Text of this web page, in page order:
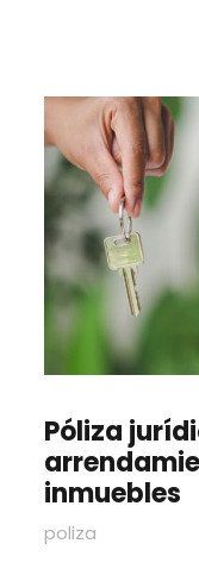
Póliza
inmuebles
poliza